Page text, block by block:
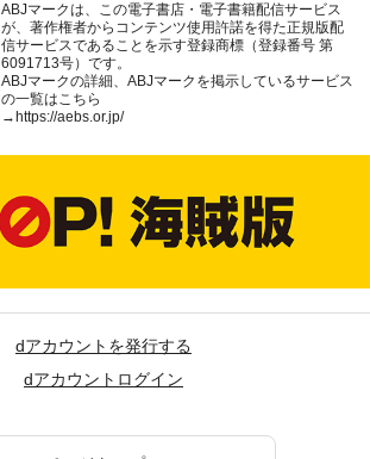
ABJマークは、この電子書店・電子書籍配信サービス
が、著作権者からコンテンツ使用許諾を得た正規版配
信サービスであることを示す登録商標（登録番号 第
6091713号）です。
ABJマークの詳細、ABJマークを掲示しているサービス
の一覧はこちら
→ https://aebs.or.jp/
dアカウントを発行する
dアカウントログイン